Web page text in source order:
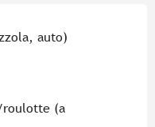
auto)
(a